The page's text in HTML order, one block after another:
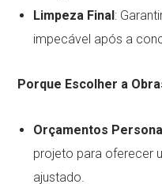
Limpeza Final:
impecável após a
Porque Escolher a
Orçamentos
projeto para oferecer
ajustado.